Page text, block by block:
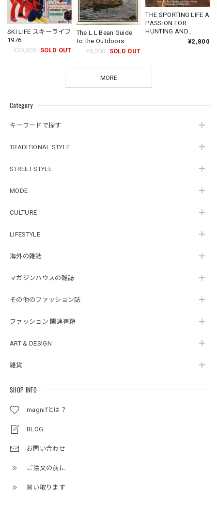
Category
キーワードで探す
TRADITIONAL STYLE
STREET STYLE
MODE
CULTURE
LIFESTYLE
海外の雑誌
マガジンハウスの雑誌
その他のファッション誌
ファッション 関連書籍
ART & DESIGN
雑貨
SHOP INFO
magnifとは？
BLOG
お問い合わせ
ご注文の前に
買い取ります
SKI LIFE スキーライフ
1976
¥30,000
SOLD OUT
The L.L.Bean Guide
to the Outdoors
¥8,000
SOLD OUT
THE SPORTING LIFE A
PASSION FOR
HUNTING AND
¥2,800
MORE